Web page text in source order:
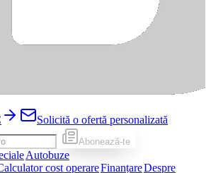
Solicită o ofertă personalizată
Abonează-te
Autobuze
cost operareFinanțareDespre